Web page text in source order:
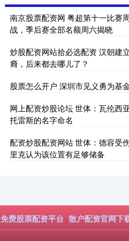
南京股票配资网 粤超第十一比赛
战，季后赛全部名额周六揭晓
炒股配资网站拾必选配资 汉朝建
裔，后来都去哪儿了？
股票怎么开户 深圳市见义勇为基
网上配资炒股论坛 世体：瓦伦西
托雷斯的名字命名
配资炒股配资网站 世体：德容受
里克认为该位置有足够储备
免费股票配资平台 散户配资官网下